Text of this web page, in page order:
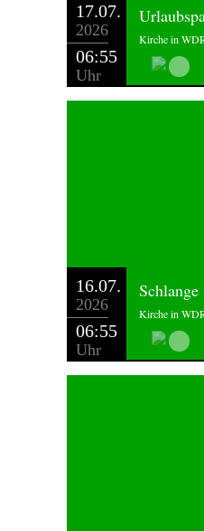
17.07.
2026
06:55
Uhr
Kirche in
16.07.
2026
06:55
Uhr
Schlange
Kirche in